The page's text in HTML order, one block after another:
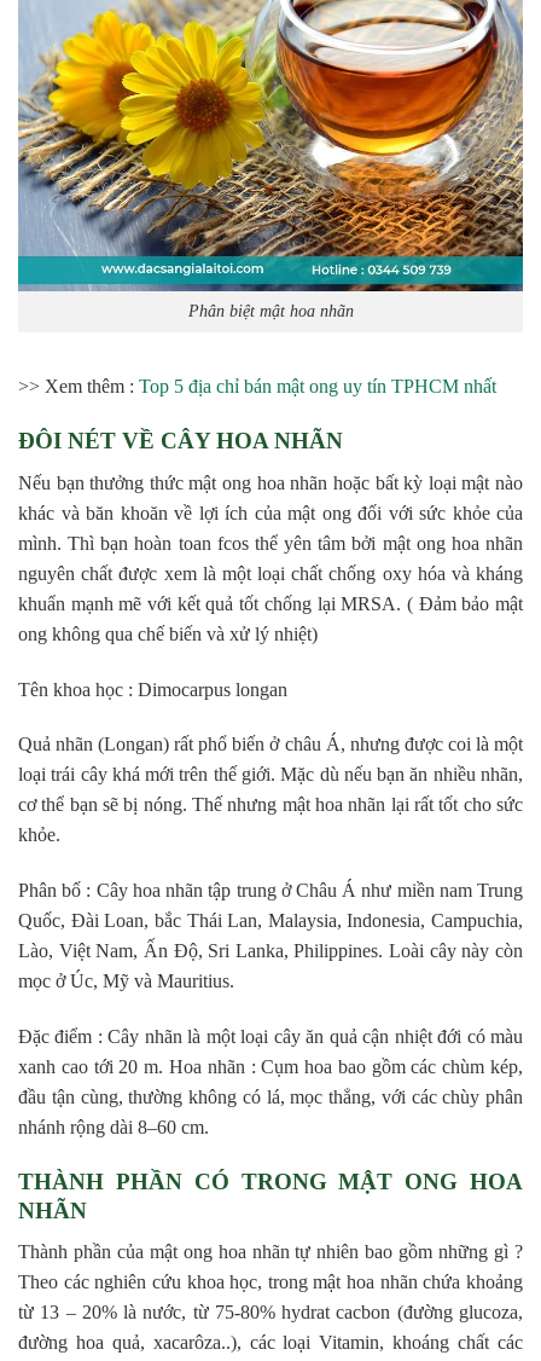
Phân biệt mật hoa nhãn
>> Xem thêm : Top 5 địa chỉ bán mật ong uy tín TPHCM nhất
ĐÔI NÉT VỀ CÂY HOA NHÃN
Nếu bạn thưởng thức mật ong hoa nhãn hoặc bất kỳ loại mật nào
khác và băn khoăn về lợi ích của mật ong đối với sức khỏe của
mình. Thì bạn hoàn toan fcos thể yên tâm bởi mật ong hoa nhãn
nguyên chất được xem là một loại chất chống oxy hóa và kháng
khuẩn mạnh mẽ với kết quả tốt chống lại MRSA. ( Đảm bảo mật
ong không qua chế biến và xử lý nhiệt)
Tên khoa học : Dimocarpus longan
Quả nhãn (Longan) rất phổ biến ở châu Á, nhưng được coi là một
loại trái cây khá mới trên thế giới. Mặc dù nếu bạn ăn nhiều nhãn,
cơ thể bạn sẽ bị nóng. Thế nhưng mật hoa nhãn lại rất tốt cho sức
khỏe.
Phân bố : Cây hoa nhãn tập trung ở Châu Á như miền nam Trung
Quốc, Đài Loan, bắc Thái Lan, Malaysia, Indonesia, Campuchia,
Lào, Việt Nam, Ấn Độ, Sri Lanka, Philippines. Loài cây này còn
mọc ở Úc, Mỹ và Mauritius.
Đặc điểm : Cây nhãn là một loại cây ăn quả cận nhiệt đới có màu
xanh cao tới 20 m. Hoa nhãn : Cụm hoa bao gồm các chùm kép,
đầu tận cùng, thường không có lá, mọc thẳng, với các chùy phân
nhánh rộng dài 8–60 cm.
THÀNH PHẦN CÓ TRONG MẬT ONG HOA
NHÃN
Thành phần của mật ong hoa nhãn tự nhiên bao gồm những gì ?
Theo các nghiên cứu khoa học, trong mật hoa nhãn chứa khoảng
từ 13 – 20% là nước, từ 75-80% hydrat cacbon (đường glucoza,
đường hoa quả, xacarôza..), các loại Vitamin, khoáng chất các